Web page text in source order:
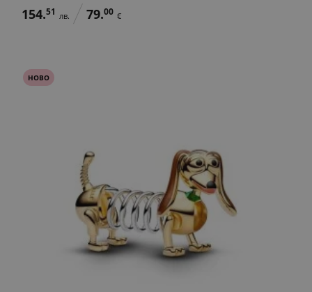
154.51 лв. 79.00 €
НОВО